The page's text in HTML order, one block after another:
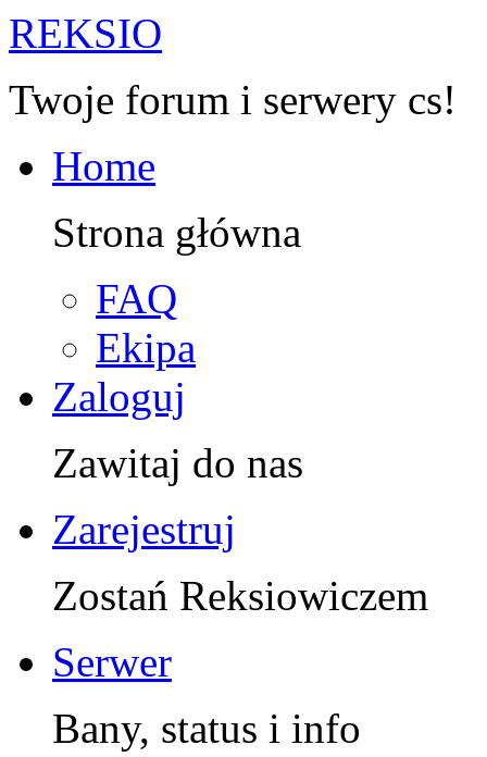
REKSIO
Twoje forum i serwery cs!
Home
Strona główna
FAQ
Ekipa
Zaloguj
Zawitaj do nas
Zarejestruj
Zostań Reksiowiczem
Serwer
Bany, status i info